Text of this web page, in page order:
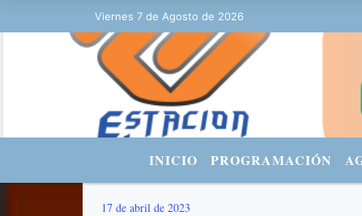
Viernes 7 de Agosto de 2026
Hoy es Viernes 7 de Agosto de 2026 y
INICIO PROGRAMACIÓN
17 de abril de 2023